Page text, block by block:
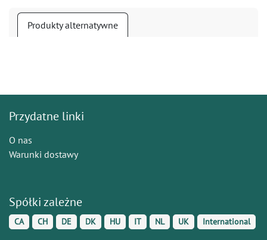
Produkty alternatywne
Przydatne linki
O nas
Warunki dostawy
Spółki zależne
CA CH DE DK HU IT NL UK International